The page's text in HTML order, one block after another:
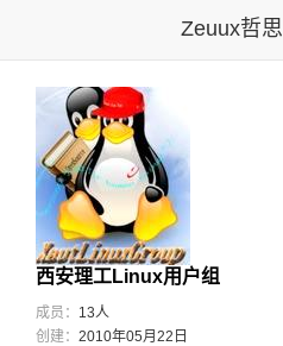
Zeuux哲思
西安理工Linux用户组
成员： 13人
创建： 2010年05月22日